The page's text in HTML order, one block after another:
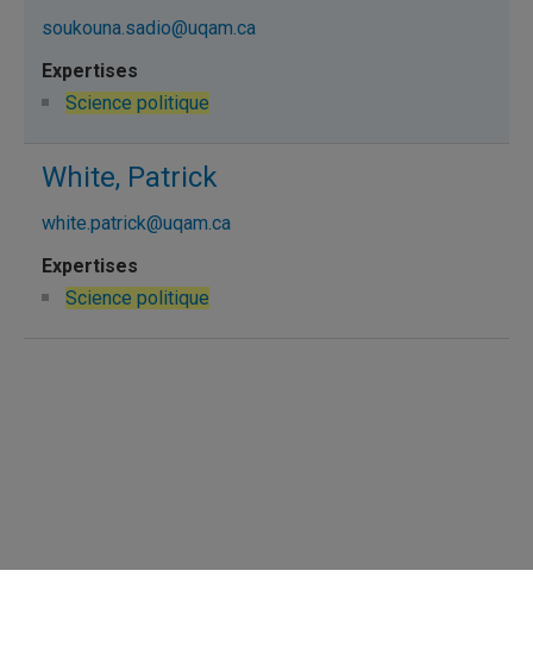
soukouna.sadio@uqam.ca
Science politique
White, Patrick
white.patrick@uqam.ca
Science politique